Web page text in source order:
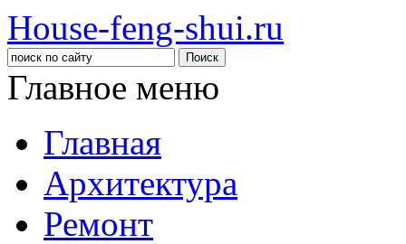
House-feng-shui.ru
Главное меню
Главная
Архитектура
Ремонт